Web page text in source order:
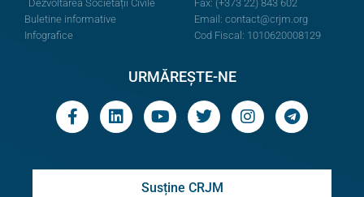
Dezvoltarea Societății Civile
Buletine informative
Infografice
Fax: (+373 22) 843 602
Email: contact@crjm.org
Cod Fiscal: 1010620008129
URMĂREȘTE-NE
Susține CRJM